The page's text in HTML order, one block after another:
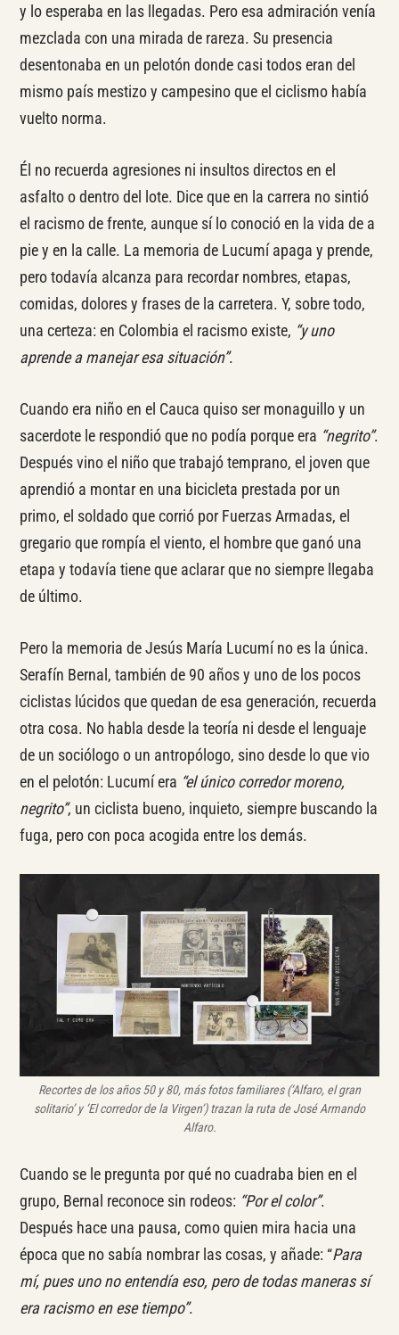
y lo esperaba en las llegadas. Pero esa admiración venía
mezclada con una mirada de rareza. Su presencia
desentonaba en un pelotón donde casi todos eran del
mismo país mestizo y campesino que el ciclismo había
vuelto norma.
Él no recuerda agresiones ni insultos directos en el
asfalto o dentro del lote. Dice que en la carrera no sintió
el racismo de frente, aunque sí lo conoció en la vida de a
pie y en la calle. La memoria de Lucumí apaga y prende,
pero todavía alcanza para recordar nombres, etapas,
comidas, dolores y frases de la carretera. Y, sobre todo,
una certeza: en Colombia el racismo existe, “y uno
aprende a manejar esa situación”.
Cuando era niño en el Cauca quiso ser monaguillo y un
sacerdote le respondió que no podía porque era “negrito”.
Después vino el niño que trabajó temprano, el joven que
aprendió a montar en una bicicleta prestada por un
primo, el soldado que corrió por Fuerzas Armadas, el
gregario que rompía el viento, el hombre que ganó una
etapa y todavía tiene que aclarar que no siempre llegaba
de último.
Pero la memoria de Jesús María Lucumí no es la única.
Serafín Bernal, también de 90 años y uno de los pocos
ciclistas lúcidos que quedan de esa generación, recuerda
otra cosa. No habla desde la teoría ni desde el lenguaje
de un sociólogo o un antropólogo, sino desde lo que vio
en el pelotón: Lucumí era “el único corredor moreno,
negrito”, un ciclista bueno, inquieto, siempre buscando la
fuga, pero con poca acogida entre los demás.
Recortes de los años 50 y 80, más fotos familiares (‘Alfaro, el gran
solitario’ y ‘El corredor de la Virgen’) trazan la ruta de José Armando
Alfaro.
Cuando se le pregunta por qué no cuadraba bien en el
grupo, Bernal reconoce sin rodeos: “Por el color”.
Después hace una pausa, como quien mira hacia una
época que no sabía nombrar las cosas, y añade: “Para
mí, pues uno no entendía eso, pero de todas maneras sí
era racismo en ese tiempo”.